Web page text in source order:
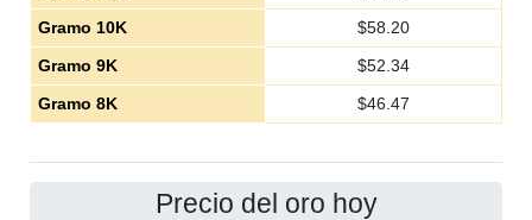
Gramo 10K
$58.20
Gramo 9K
$52.34
Gramo 8K
$46.47
Precio del oro hoy